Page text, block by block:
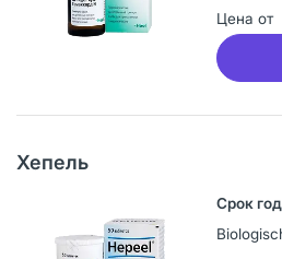
Цена от
Хепель